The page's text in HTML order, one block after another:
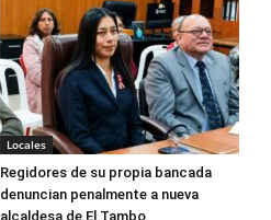
Locales
Regidores de su propia bancada
denuncian penalmente a nueva
alcaldesa de El Tambo